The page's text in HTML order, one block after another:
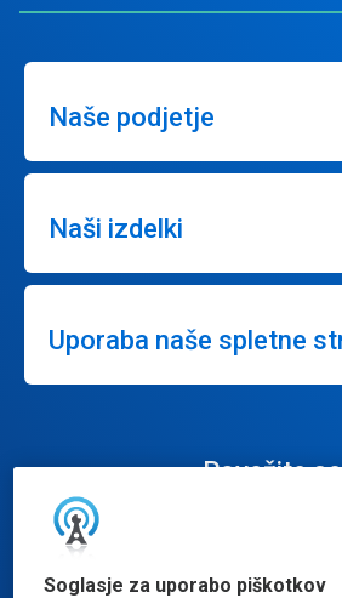
Soglasje za uporabo piškotkov
Naše podjetje
Naši izdelki
Uporaba naše spletne
Povežite se